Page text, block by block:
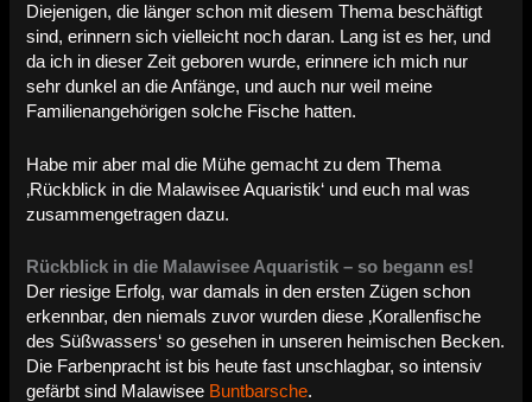
Diejenigen, die länger schon mit diesem Thema beschäftigt
sind, erinnern sich vielleicht noch daran. Lang ist es her, und
da ich in dieser Zeit geboren wurde, erinnere ich mich nur
sehr dunkel an die Anfänge, und auch nur weil meine
Familienangehörigen solche Fische hatten.
Habe mir aber mal die Mühe gemacht zu dem Thema
‚Rückblick in die Malawisee Aquaristik‘ und euch mal was
zusammengetragen dazu.
Rückblick in die Malawisee Aquaristik – so begann es!
Der riesige Erfolg, war damals in den ersten Zügen schon
erkennbar, den niemals zuvor wurden diese ‚Korallenfische
des Süßwassers‘ so gesehen in unseren heimischen Becken.
Die Farbenpracht ist bis heute fast unschlagbar, so intensiv
gefärbt sind Malawisee Buntbarsche.